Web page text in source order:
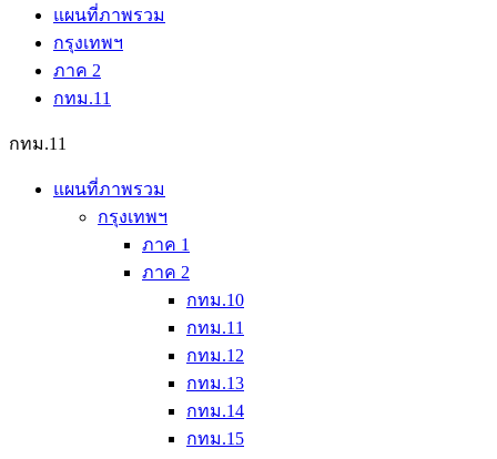
แผนที่ภาพรวม
กรุงเทพฯ
ภาค 2
กทม.11
กทม.11
แผนที่ภาพรวม
กรุงเทพฯ
ภาค 1
ภาค 2
กทม.10
กทม.11
กทม.12
กทม.13
กทม.14
กทม.15